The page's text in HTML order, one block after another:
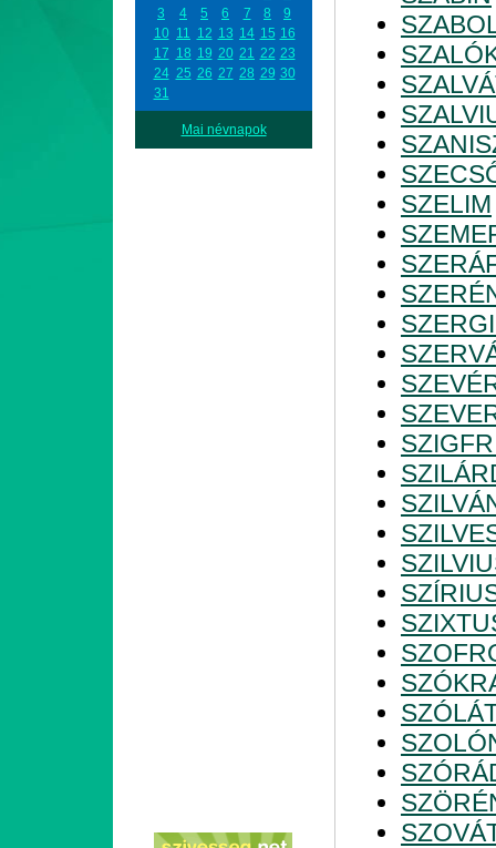
3
4 5 6 7 8
9
10 11 12 13 14 15 16
17 18 19 20 21 22 23
24 25 26 27 28 29 30
31
Mai névnapok
SZELIM